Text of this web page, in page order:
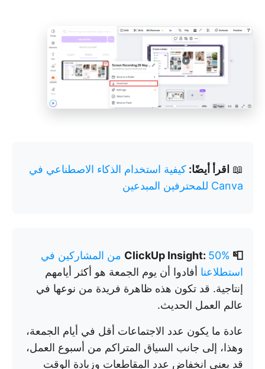
📖 اقرأ أيضًا: كيفية استخدام الذكاء الاصطناعي في
Canva للمحترفين المبدعين
📮 ClickUp Insight:
50% من المشاركين في
استطلاعنا أفادوا أن يوم الجمعة هو أكثر أيامهم
إنتاجية. قد تكون هذه ظاهرة فريدة من نوعها في
عالم العمل الحديث.
عادة ما يكون عدد الاجتماعات أقل في أيام الجمعة،
وهذا، إلى جانب السياق المتراكم من أسبوع العمل،
قد يعني انخفاض عدد المقاطعات وزيادة الوقت